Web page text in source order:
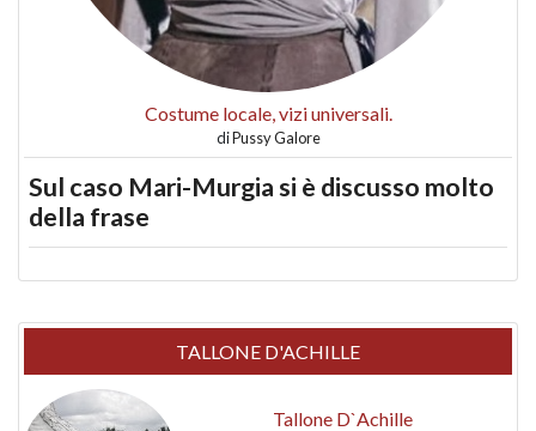
Costume locale, vizi universali.
diPussy Galore
Sul caso Mari-Murgia si è discusso molto
della frase
TALLONE D'ACHILLE
Tallone D`Achille